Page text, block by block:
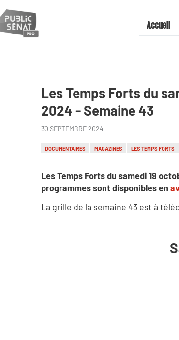
Accueil
Les Temps Forts du
2024 - Semaine 43
30 SEPTEMBRE 2024
DOCUMENTAIRES MAGAZINES LES TEMPS FORTS
Les Temps Forts du samedi 19
programmes sont disponibles en
La grille de la semaine 43 est à